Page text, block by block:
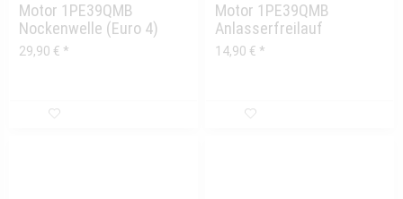
Motor 1PE39QMB
Nockenwelle (Euro 4)
29,90 € *
Motor 1PE39QMB
Anlasserfreilauf
14,90 € *